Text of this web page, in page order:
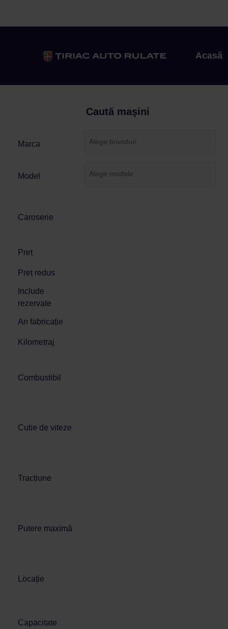
Acasă
Caută mașini
Marca
Model
Caroserie
Preț
Preț redus
Include
rezervate
An fabricație
Kilometraj
Combustibil
Cutie de viteze
Tracțiune
Putere maximă
Locație
Capacitate